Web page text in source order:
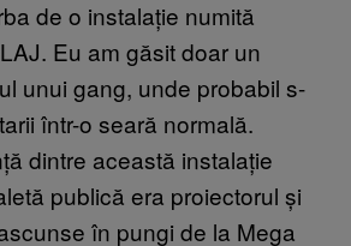
de o instalație numită
Eu am găsit doar un
unui gang, unde probabil s-
într-o seară normală.
dintre această instalație
publică era proiectorul și
în pungi de la Mega